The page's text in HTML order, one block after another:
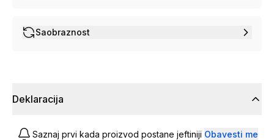
Saobraznost
Deklaracija
Saznaj prvi kada proizvod postane jeftiniji Obavesti me